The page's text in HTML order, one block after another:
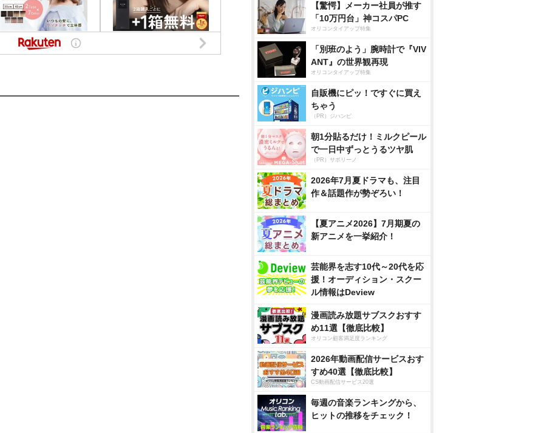
【驚愕】メーカー社員が推す
「10万円台」神コスパPC
オリコンタイアップ特集
「別班のよう」腕時計で『VIV
ANT』の世界観再現
オリコンタイアップ特集
自販機にピッ！ですぐに買え
ちゃう
（PR）ジハンピ
朝1分貼るだけ！ミルクピール
で一日中ずっとうるツヤ肌
（PR）サボリーノ
2026年7月夏ドラマも、注目
作＆話題作が勢ぞろい！
【夏アニメ2026】7月期夏の
新アニメを一挙紹介！
芸能界を志す10代～20代を応
援！オーディション・スクー
ル情報はDeview
漫画読み放題サブスクおすす
め11選【徹底比較】
オリコン顧客満足度ランキング
2026年動画配信サービスおす
すめ40選【徹底比較】
CS動画配信サービス20選
毎週の音楽ランキングから、
ヒットの推移をチェック！